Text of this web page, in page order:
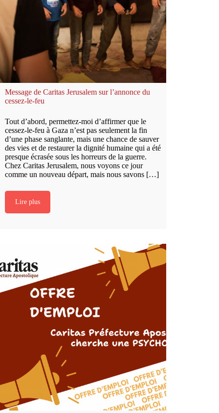
Message de Caritas Jerusalem sur l’annonce du
cessez-le-feu
Tout d’abord, permettez-moi d’affirmer que le
cessez-le-feu à Gaza n’est pas seulement la fin
d’une phase sanglante, mais une chance de sauver
des vies et de restaurer la dignité humaine qui a été
presque écrasée sous les horreurs de la guerre.
Chez Caritas Jerusalem, nous voyons ce jour
comme un nouveau départ, mais nous savons […]
Lire plus